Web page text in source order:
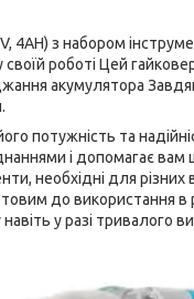
4AH) з набором
своїй роботі Цей
акумулятора
потужність та
і допомагає
необхідні для різних
до використання в
у разі тривалого